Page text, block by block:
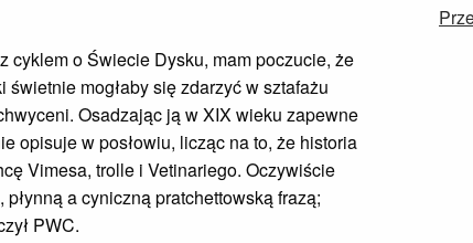
cyklem o Świecie Dysku, mam poczucie, że
mogłaby się zdarzyć w sztafażu
Osadzając ją w XIX wieku zapewne
opisuje w posłowiu, licząc na to, że historia
Vimesa, trolle i Vetinariego. Oczywiście
a cyniczną pratchettowską frazą;
PWC.